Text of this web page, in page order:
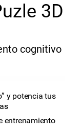
3D
cognitivo
y potencia tus
entrenamiento